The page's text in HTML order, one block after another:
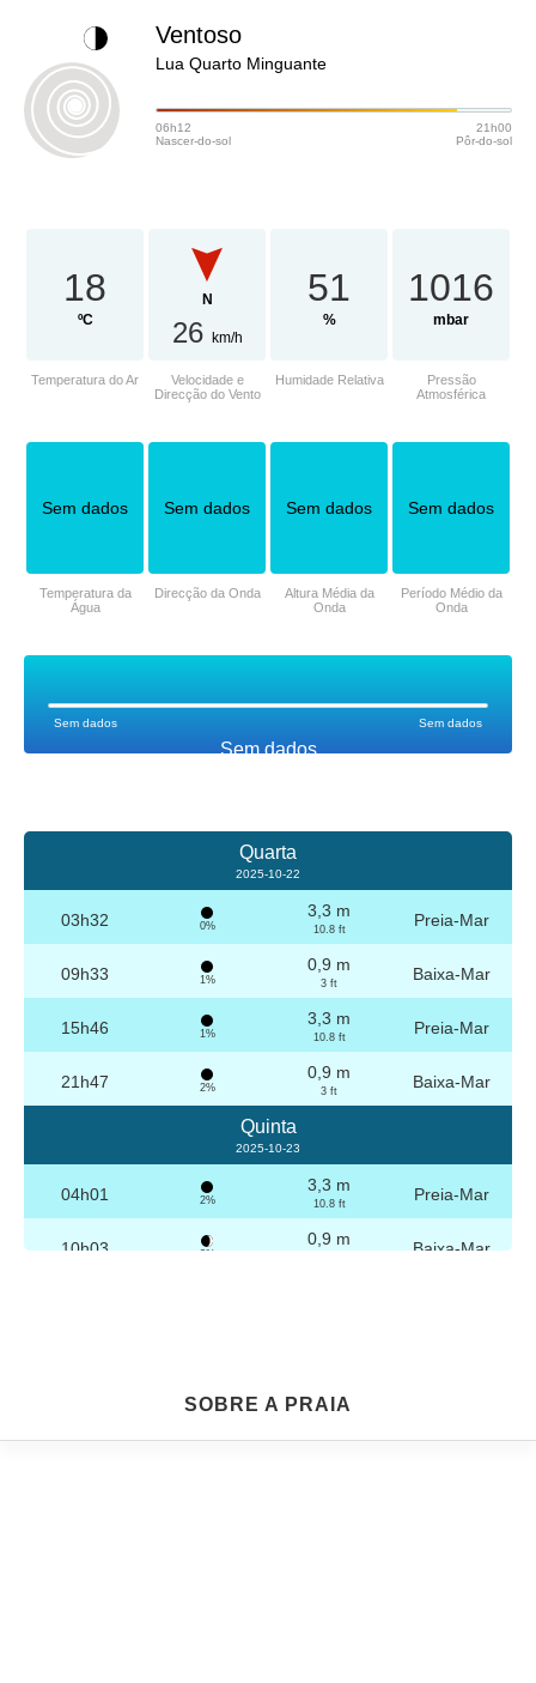
Lua Quarto Minguante
Ventoso
06h12
Nascer-do-sol
21h00
Pôr-do-sol
18
ºC
Temperatura do Ar
N
26 km/h
Velocidade e
Direcção do Vento
51
%
Humidade Relativa
1016
mbar
Pressão
Atmosférica
Sem dados
Sem dados Sem dados
Sem dados
Temperatura da
Água
Sem dados
Direcção da Onda
Sem dados
Altura Média da
Onda
Sem dados
Período Médio da
Onda
Quarta
2025-10-22
03h32 0%
3,3 m
10.8 ft Preia-Mar
09h33 1%
0,9 m
3 ft Baixa-Mar
15h46 1%
3,3 m
10.8 ft Preia-Mar
21h47 2%
0,9 m
3 ft Baixa-Mar
Quinta
2025-10-23
04h01 2%
3,3 m
10.8 ft Preia-Mar
10h03 3%
0,9 m Baixa-Mar
Sexta
SOBRE A PRAIA